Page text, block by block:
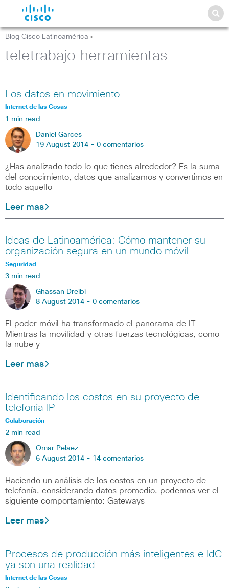
Blog Cisco Latinoamérica >
teletrabajo herramientas
Los datos en movimiento
Internet de las Cosas
1 min read
Daniel Garces
19 August 2014 - 0 comentarios
¿Has analizado todo lo que tienes alrededor? Es la suma
del conocimiento, datos que analizamos y convertimos en
todo aquello
Leer mas
Ideas de Latinoamérica: Cómo mantener su
organización segura en un mundo móvil
Seguridad
3 min read
Ghassan Dreibi
8 August 2014 - 0 comentarios
El poder móvil ha transformado el panorama de IT
Mientras la movilidad y otras fuerzas tecnológicas, como
la nube y
Leer mas
Identificando los costos en su proyecto de
telefonía IP
Colaboración
2 min read
Omar Pelaez
6 August 2014 - 14 comentarios
Haciendo un análisis de los costos en un proyecto de
telefonía, considerando datos promedio, podemos ver el
siguiente comportamiento: Gateways
Leer mas
Procesos de producción más inteligentes e IdC
ya son una realidad
Internet de las Cosas